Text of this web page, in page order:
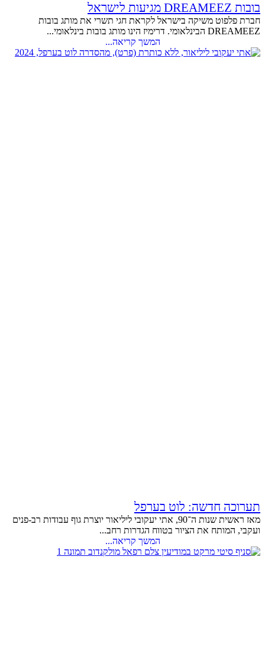
בובות DREAMEEZ מגיעות לישראל
חברת פלפוט משיקה בישראל לקראת חגי תשרי את מותג בובות
DREAMEEZ הבינלאומי. דרימיז הינו מותג בובות בינלאומי...
המשך קריאה...
תערוכה חדשה: לוט בערפל
מאז ראשית שנות ה־90, אתי יעקובי ליליאור יוצרת גוף עבודות רב-פנים
ועקבי, המותח את הציור בטווח הגדרות רחב...
המשך קריאה...